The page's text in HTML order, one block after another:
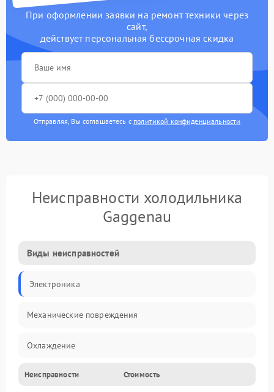
При оформлении заявки на ремонт техники через
сайт,
действует персональная бессрочная скидка
Отправляя, Вы соглашаетесь с политикой конфиденциальности
Неисправности холодильника
Gaggenau
Виды неисправностей
Электроника
Механические повреждения
Охлаждение
Механика
Неисправности Стоимость